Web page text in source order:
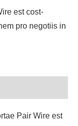
est cost-
pro negotiis in
Pair Wire est